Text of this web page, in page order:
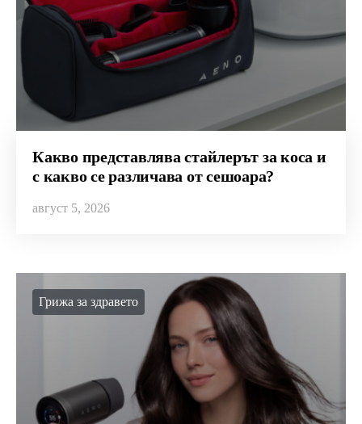
Какво представлява стайлерът за коса и
с какво се различава от сешоара?
август 5, 2026
Грижа за здравето